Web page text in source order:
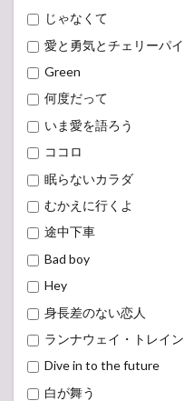
じゃなくて
愛と勇気とチェリーパイ
Green
何度だって
いま愛を語ろう
ココロ
眠らないカラダ
むかえに行くよ
途中下車
Bad boy
Hey
身長差のない恋人
ランナウェイ・トレイン
Dive in to the future
白が舞う